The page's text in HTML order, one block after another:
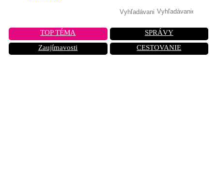
TOP TÉMA
SPRÁVY
Zaujímavosti
CESTOVANIE